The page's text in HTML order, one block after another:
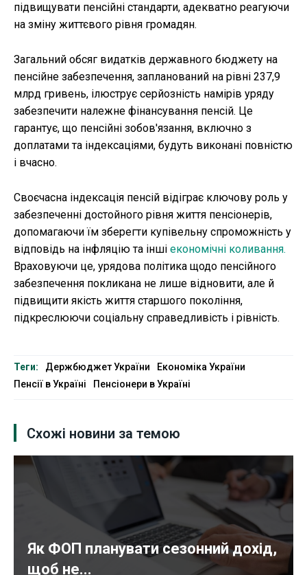
підвищувати пенсійні стандарти, адекватно реагуючи
на зміну життєвого рівня громадян.
Загальний обсяг видатків державного бюджету на
пенсійне забезпечення, запланований на рівні 237,9
млрд гривень, ілюструє серйозність намірів уряду
забезпечити належне фінансування пенсій. Це
гарантує, що пенсійні зобов'язання, включно з
доплатами та індексаціями, будуть виконані повністю
і вчасно.
Своєчасна індексація пенсій відіграє ключову роль у
забезпеченні достойного рівня життя пенсіонерів,
допомагаючи їм зберегти купівельну спроможність у
відповідь на інфляцію та інші економічні коливання.
Враховуючи це, урядова політика щодо пенсійного
забезпечення покликана не лише відновити, але й
підвищити якість життя старшого покоління,
підкреслюючи соціальну справедливість і рівність.
Теги: Держбюджет України
Економіка України
Пенсії в Україні
Пенсіонери в Україні
Схожі новини за темою
Як ФОП планувати сезонний дохід,
щоб не...